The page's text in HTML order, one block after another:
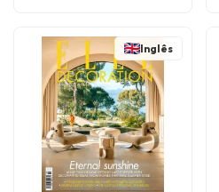
Inglês